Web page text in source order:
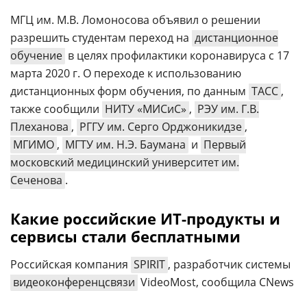
МГЦ им. М.В. Ломоносова объявил о решении
разрешить студентам переход на дистанционное
обучение в целях профилактики коронавируса с 17
марта 2020 г. О переходе к использованию
дистанционных форм обучения, по данным ТАСС ,
также сообщили НИТУ «МИСиС» , РЭУ им. Г.В.
Плеханова , РГГУ им. Серго Орджоникидзе ,
МГИМО , МГТУ им. Н.Э. Баумана и Первый
московский медицинский университет им.
Сеченова .
Какие российские ИТ-продукты и
сервисы стали бесплатными
Российская компания SPIRIT , разработчик системы
видеоконференцсвязи VideoMost, сообщила CNews